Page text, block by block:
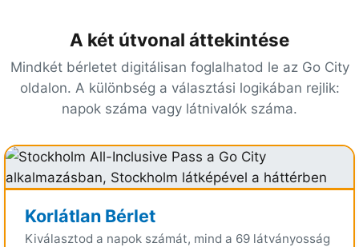
A két útvonal áttekintése
Mindkét bérletet digitálisan foglalhatod le az Go City
oldalon. A különbség a választási logikában rejlik:
napok száma vagy látnivalók száma.
Korlátlan Bérlet
Kiválasztod a napok számát, mind a 69 látványosság